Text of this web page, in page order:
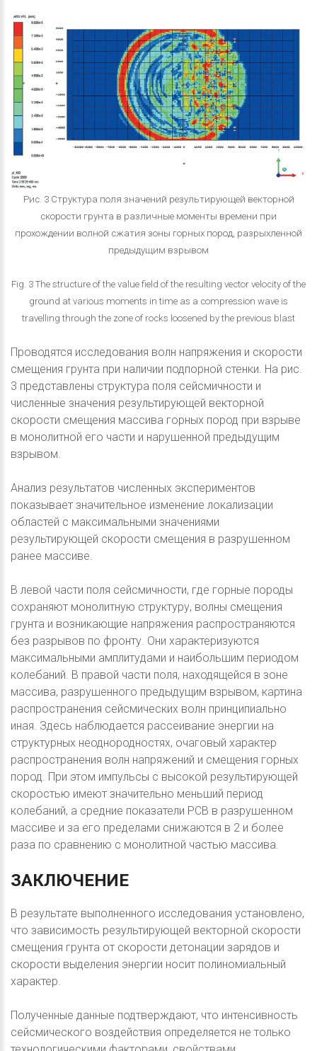
Рис. 3 Структура поля значений результирующей векторной
скорости грунта в различные моменты времени при
прохождении волной сжатия зоны горных пород, разрыхленной
предыдущим взрывом
Fig. 3 The structure of the value field of the resulting vector velocity of the
ground at various moments in time as a compression wave is
travelling through the zone of rocks loosened by the previous blast
Проводятся исследования волн напряжения и скорости
смещения грунта при наличии подпорной стенки. На рис.
3 представлены структура поля сейсмичности и
численные значения результирующей векторной
скорости смещения массива горных пород при взрыве
в монолитной его части и нарушенной предыдущим
взрывом.
Анализ результатов численных экспериментов
показывает значительное изменение локализации
областей с максимальными значениями
результирующей скорости смещения в разрушенном
ранее массиве.
В левой части поля сейсмичности, где горные породы
сохраняют монолитную структуру, волны смещения
грунта и возникающие напряжения распространяются
без разрывов по фронту. Они характеризуются
максимальными амплитудами и наибольшим периодом
колебаний. В правой части поля, находящейся в зоне
массива, разрушенного предыдущим взрывом, картина
распространения сейсмических волн принципиально
иная. Здесь наблюдается рассеивание энергии на
структурных неоднородностях, очаговый характер
распространения волн напряжений и смещения горных
пород. При этом импульсы с высокой результирующей
скоростью имеют значительно меньший период
колебаний, а средние показатели РСВ в разрушенном
массиве и за его пределами снижаются в 2 и более
раза по сравнению с монолитной частью массива.
ЗАКЛЮЧЕНИЕ
В результате выполненного исследования установлено,
что зависимость результирующей векторной скорости
смещения грунта от скорости детонации зарядов и
скорости выделения энергии носит полиномиальный
характер.
Полученные данные подтверждают, что интенсивность
сейсмического воздействия определяется не только